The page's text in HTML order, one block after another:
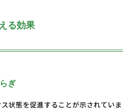
る効果
ぎ
状態を促進することが示されていま